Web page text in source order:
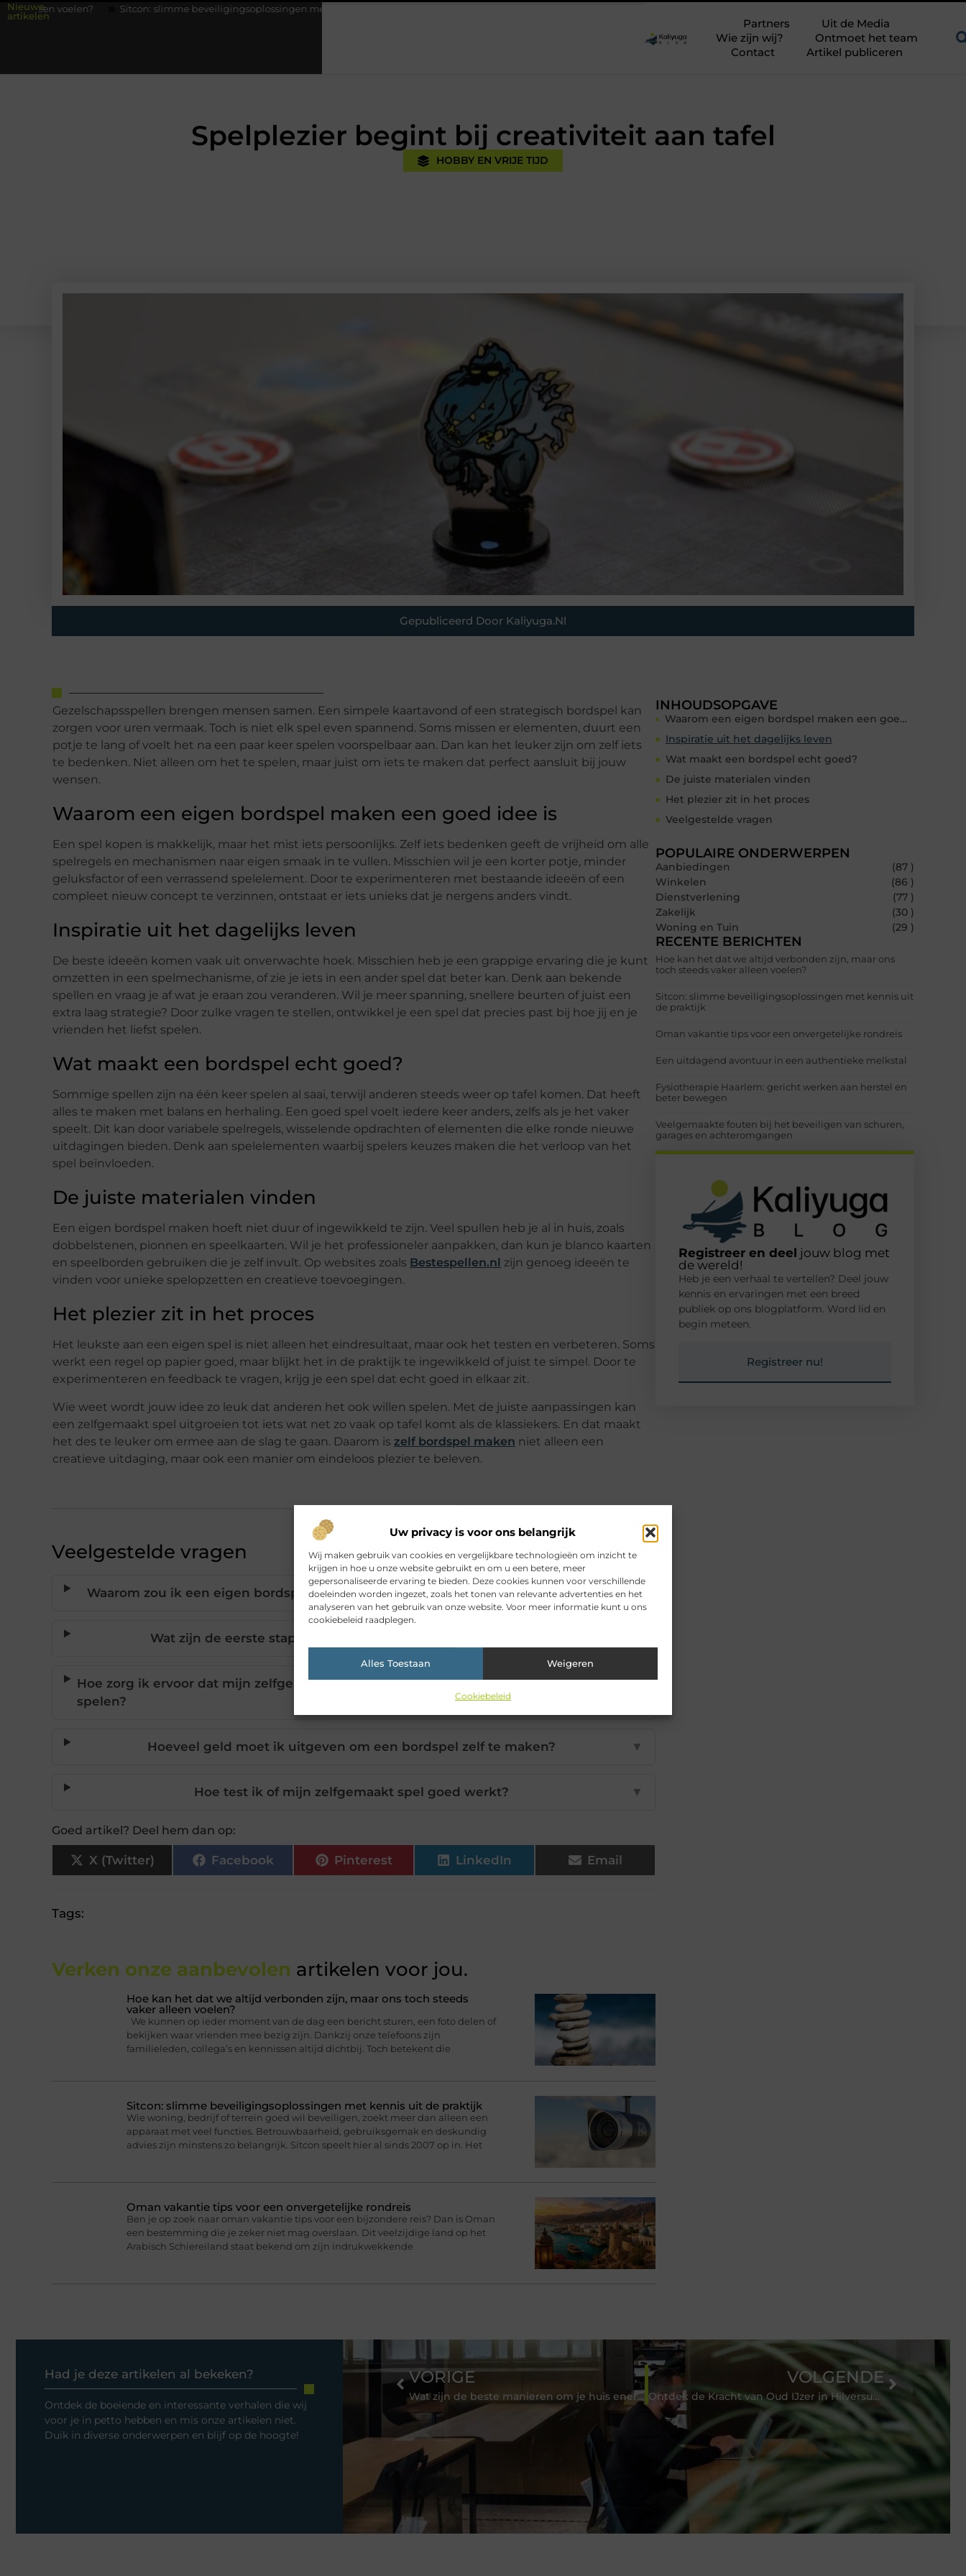
Uw privacy is voor ons belangrijk
Wij maken gebruik van cookies en vergelijkbare technologieën om inzicht te
krijgen in hoe u onze website gebruikt en om u een betere, meer
gepersonaliseerde ervaring te bieden. Deze cookies kunnen voor verschillende
doeleinden worden ingezet, zoals het tonen van relevante advertenties en het
analyseren van het gebruik van onze website. Voor meer informatie kunt u ons
cookiebeleid raadplegen.
Alles Toestaan Weigeren
Cookiebeleid
Nieuwe
artikelen
Sitcon: slimme beveiligingsoplossingen met kennis uit de praktijk
Partners
Uit de Media
Wie zijn wij?
Ontmoet het team
Contact
Artikel publiceren
Spelplezier begint bij creativiteit aan tafel
HOBBY EN VRIJE TIJD
Gepubliceerd Door Kaliyuga.nl
Gezelschapsspellen brengen mensen samen. Een simpele kaartavond of een strategisch bordspel kan
zorgen voor uren vermaak. Toch is niet elk spel even spannend. Soms missen er elementen, duurt een
potje te lang of voelt het na een paar keer spelen voorspelbaar aan. Dan kan het leuker zijn om zelf iets
te bedenken. Niet alleen om het te spelen, maar juist om iets te maken dat perfect aansluit bij jouw
wensen.
Waarom een eigen bordspel maken een goed idee is
Een spel kopen is makkelijk, maar het mist iets persoonlijks. Zelf iets bedenken geeft de vrijheid om alle
spelregels en mechanismen naar eigen smaak in te vullen. Misschien wil je een korter potje, minder
geluksfactor of een verrassend spelelement. Door te experimenteren met bestaande ideeën of een
compleet nieuw concept te verzinnen, ontstaat er iets unieks dat je nergens anders vindt.
Inspiratie uit het dagelijks leven
De beste ideeën komen vaak uit onverwachte hoek. Misschien heb je een grappige ervaring die je kunt
omzetten in een spelmechanisme, of zie je iets in een ander spel dat beter kan. Denk aan bekende
spellen en vraag je af wat je eraan zou veranderen. Wil je meer spanning, snellere beurten of juist een
extra laag strategie? Door zulke vragen te stellen, ontwikkel je een spel dat precies past bij hoe jij en je
vrienden het liefst spelen.
Wat maakt een bordspel echt goed?
Sommige spellen zijn na één keer spelen al saai, terwijl anderen steeds weer op tafel komen. Dat heeft
alles te maken met balans en herhaling. Een goed spel voelt iedere keer anders, zelfs als je het vaker
speelt. Dit kan door variabele spelregels, wisselende opdrachten of elementen die elke ronde nieuwe
uitdagingen bieden. Denk aan spelelementen waarbij spelers keuzes maken die het verloop van het
spel beïnvloeden.
De juiste materialen vinden
Een eigen bordspel maken hoeft niet duur of ingewikkeld te zijn. Veel spullen heb je al in huis, zoals
dobbelstenen, pionnen en speelkaarten. Wil je het professioneler aanpakken, dan kun je blanco kaarten
en speelborden gebruiken die je zelf invult. Op websites zoals Bestespellen.nl zijn genoeg ideeën te
vinden voor unieke spelopzetten en creatieve toevoegingen.
Het plezier zit in het proces
Het leukste aan een eigen spel is niet alleen het eindresultaat, maar ook het testen en verbeteren. Soms
werkt een regel op papier goed, maar blijkt het in de praktijk te ingewikkeld of juist te simpel. Door te
experimenteren en feedback te vragen, krijg je een spel dat echt goed in elkaar zit.
Wie weet wordt jouw idee zo leuk dat anderen het ook willen spelen. Met de juiste aanpassingen kan
een zelfgemaakt spel uitgroeien tot iets wat net zo vaak op tafel komt als de klassiekers. En dat maakt
het des te leuker om ermee aan de slag te gaan. Daarom is zelf bordspel maken niet alleen een
creatieve uitdaging, maar ook een manier om eindeloos plezier te beleven.
Veelgestelde vragen
Waarom zou ik een eigen bordspel maken in plaats van een bestaand spel kopen? ▼
Wat zijn de eerste stappen om een bordspel zelf te bedenken?
Hoe zorg ik ervoor dat mijn zelfgemaakt spel niet saai wordt na een paar keer
spelen?
▼
Hoeveel geld moet ik uitgeven om een bordspel zelf te maken? ▼
Hoe test ik of mijn zelfgemaakt spel goed werkt? ▼
Goed artikel? Deel hem dan op:
X (Twitter) Facebook Pinterest LinkedIn Email
Tags:
Verken onze aanbevolen artikelen voor jou.
Hoe kan het dat we altijd verbonden zijn, maar ons toch steeds
vaker alleen voelen?
We kunnen op ieder moment van de dag een bericht sturen, een foto delen of
bekijken waar vrienden mee bezig zijn. Dankzij onze telefoons zijn
familieleden, collega’s en kennissen altijd dichtbij. Toch betekent die
Sitcon: slimme beveiligingsoplossingen met kennis uit de praktijk
Wie woning, bedrijf of terrein goed wil beveiligen, zoekt meer dan alleen een
apparaat met veel functies. Betrouwbaarheid, gebruiksgemak en deskundig
advies zijn minstens zo belangrijk. Sitcon speelt hier al sinds 2007 op in. Het
Oman vakantie tips voor een onvergetelijke rondreis
Ben je op zoek naar oman vakantie tips voor een bijzondere reis? Dan is Oman
een bestemming die je zeker niet mag overslaan. Dit veelzijdige land op het
Arabisch Schiereiland staat bekend om zijn indrukwekkende
INHOUDSOPGAVE
Waarom een eigen bordspel maken een goed idee is
Inspiratie uit het dagelijks leven
Wat maakt een bordspel echt goed?
De juiste materialen vinden
Het plezier zit in het proces
Veelgestelde vragen
POPULAIRE ONDERWERPEN
Aanbiedingen
(87 )
Winkelen
(86 )
Dienstverlening
(77 )
Zakelijk
(30 )
Woning en Tuin
(29 )
RECENTE BERICHTEN
Hoe kan het dat we altijd verbonden zijn, maar ons
toch steeds vaker alleen voelen?
Sitcon: slimme beveiligingsoplossingen met kennis uit
de praktijk
Oman vakantie tips voor een onvergetelijke rondreis
Een uitdagend avontuur in een authentieke melkstal
Fysiotherapie Haarlem: gericht werken aan herstel en
beter bewegen
Veelgemaakte fouten bij het beveiligen van schuren,
garages en achteromgangen
Registreer en deel jouw blog met
de wereld!
Heb je een verhaal te vertellen? Deel jouw
kennis en ervaringen met een breed
publiek op ons blogplatform. Word lid en
begin meteen.
Registreer nu!
Had je deze artikelen al bekeken?
Ontdek de boeiende en interessante verhalen die wij
voor je in petto hebben en mis onze artikelen niet.
Duik in diverse onderwerpen en blijf op de hoogte!
VORIGE
Wat zijn de beste manieren om je huis energiezuiniger te maken?
VOLGENDE
Ontdek de Kracht van Oud IJzer in Hilversum Voor een Duurzamere Toekomst